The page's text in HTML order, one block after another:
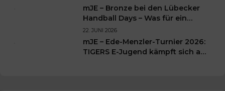
mJE – Bronze bei den Lübecker
Handball Days – Was für ein
Wochenende für unsere kleinen
TIGERS
22. JUNI 2026
mJE – Ede-Menzler-Turnier 2026:
TIGERS E-Jugend kämpft sich auf